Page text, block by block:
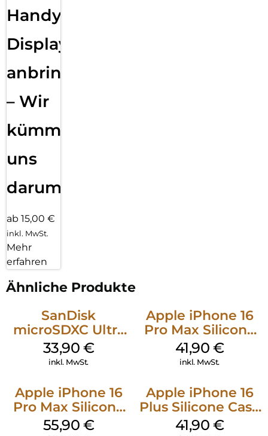
Handy
Displayfolie
anbringen
– Wir
kümmern
uns
darum!
ab 15,00 €
inkl. MwSt.
Mehr
erfahren
Ähnliche Produkte
SanDisk
microSDXC Ultra
128 GB + Adapter
Mobile
33,90 €
inkl. MwSt.
Apple iPhone 16
Pro Max Silicone
Case MagSafe
Ultramarine
41,90 €
inkl. MwSt.
Apple iPhone 16
Pro Max Silicone
Case MagSafe
55,90 €
Apple iPhone 16
Plus Silicone Case
MagSafe Stone
41,90 €